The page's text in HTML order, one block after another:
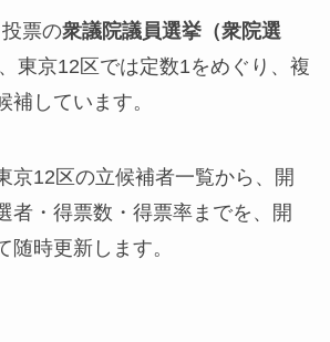
票の衆議院議員選挙（衆院選
東京12区では定数1をめぐり、複
補しています。
京12区の立候補者一覧から、開
者・得票数・得票率までを、開
随時更新します。